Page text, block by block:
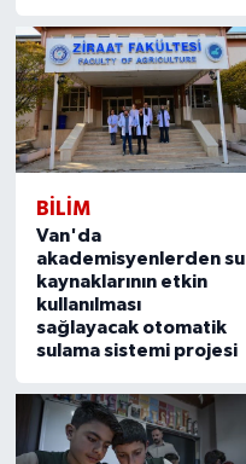
BILIM
Van'da
akademisyenlerden su
kaynaklarının etkin
kullanılması
sağlayacak otomatik
sulama sistemi projesi